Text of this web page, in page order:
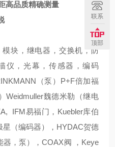
高品质精确测量
块，继电器，交换机，防
仪，光幕，传感器，编码
（泵）P+F倍加福
Weidmuller魏德米勒（继电
IFM易福门，Kuebler库伯
（编码器），HYDAC贺德
器，泵），COAX阀 ，Keye
联系
顶部